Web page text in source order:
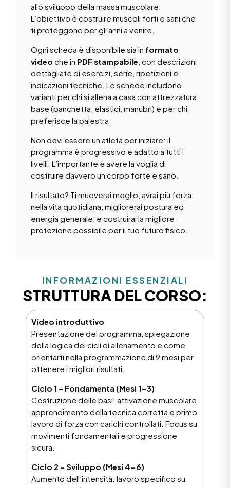
allo sviluppo della massa muscolare.
L’obiettivo è costruire muscoli forti e sani che
ti proteggono per gli anni a venire.
Ogni scheda è disponibile sia in formato
video che in PDF stampabile , con descrizioni
dettagliate di esercizi, serie, ripetizioni e
indicazioni tecniche. Le schede includono
varianti per chi si allena a casa con attrezzatura
base (panchetta, elastici, manubri) e per chi
preferisce la palestra.
Non devi essere un atleta per iniziare: il
programma è progressivo e adatto a tutti i
livelli. L’importante è avere la voglia di
costruire davvero un corpo forte e sano.
Il risultato? Ti muoverai meglio, avrai più forza
nella vita quotidiana, migliorerai postura ed
energia generale, e costruirai la migliore
protezione possibile per il tuo futuro fisico.
INFORMAZIONI ESSENZIALI
STRUTTURA DEL CORSO:
Video introduttivo
Presentazione del programma, spiegazione
della logica dei cicli di allenamento e come
orientarti nella programmazione di 9 mesi per
ottenere i migliori risultati.
Ciclo 1 – Fondamenta (Mesi 1-3)
Costruzione delle basi: attivazione muscolare,
apprendimento della tecnica corretta e primo
lavoro di forza con carichi controllati. Focus su
movimenti fondamentali e progressione
sicura.
Ciclo 2 – Sviluppo (Mesi 4-6)
Aumento dell’intensità: lavoro specifico su